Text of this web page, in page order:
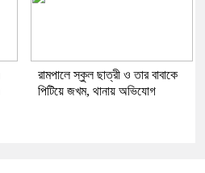
রামপালে স্কুল ছাত্রী ও তার বাবাকে
পিটিয়ে জখম, থানায় অভিযোগ